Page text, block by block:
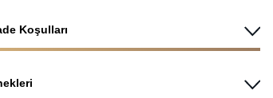
Koşulları